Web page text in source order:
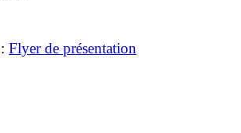
Flyer de présentation